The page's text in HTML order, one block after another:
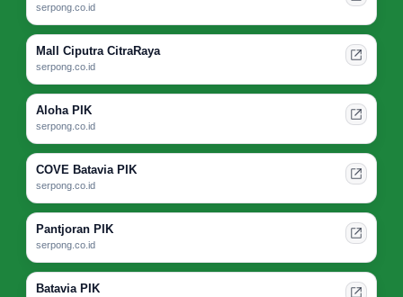
serpong.co.id
Mall Ciputra CitraRaya
serpong.co.id
Aloha PIK
serpong.co.id
COVE Batavia PIK
serpong.co.id
Pantjoran PIK
serpong.co.id
Batavia PIK